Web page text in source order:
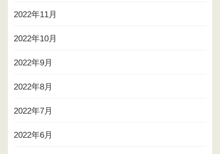
2022年11月
2022年10月
2022年9月
2022年8月
2022年7月
2022年6月